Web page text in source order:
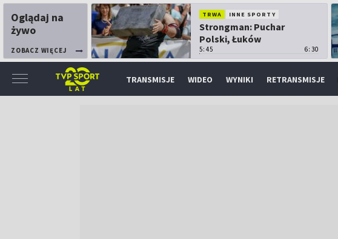
Oglądaj na
żywo
ZOBACZ WIĘCEJ
TRWA INNE SPORTY
Strongman: Puchar
Polski, Łuków
5:45 6:30
TRANSMISJE WIDEO WYNIKI RETRANSMISJE